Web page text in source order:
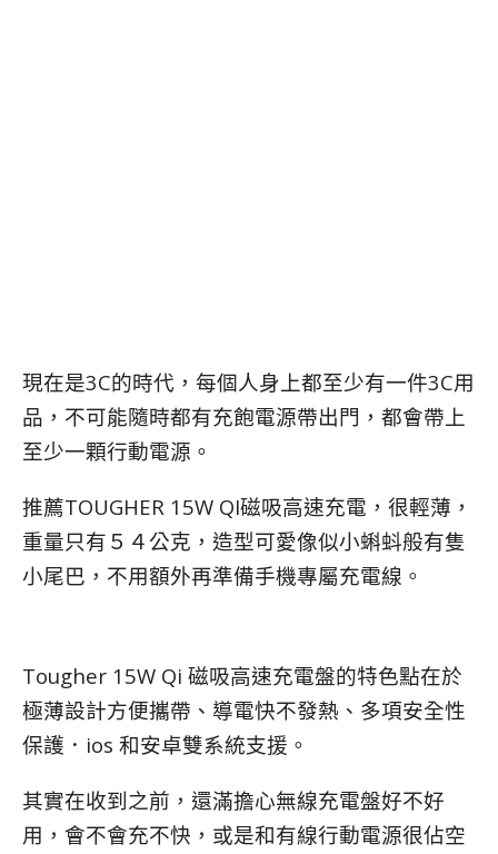
現在是3C的時代，每個人身上都至少有一件3C用
品，不可能隨時都有充飽電源帶出門，都會帶上
至少一顆行動電源。
推薦TOUGHER 15W QI磁吸高速充電，很輕薄，
重量只有５４公克，造型可愛像似小蝌蚪般有隻
小尾巴，不用額外再準備手機專屬充電線。
Tougher 15W Qi 磁吸高速充電盤的特色點在於
極薄設計方便攜帶、導電快不發熱、多項安全性
保護．ios 和安卓雙系統支援。
其實在收到之前，還滿擔心無線充電盤好不好
用，會不會充不快，或是和有線行動電源很佔空